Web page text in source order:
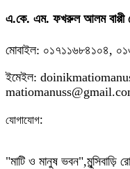
এ.কে. এম. ফখরুল আলম বাপ্পী
মোবাইল: ০১৭১১৬৮৪১০৪,
ইমেইল:
যোগাযোগ:
"মাটি ও মানুষ ভবন",মুন্সিবাড়ি